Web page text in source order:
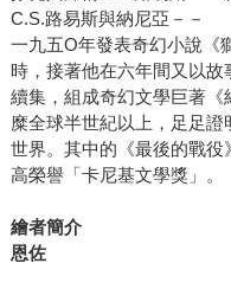
C.S.路易斯與納尼亞－－
一九五O年發表奇幻小說《
時，接著他在六年間又以
續集，組成奇幻文學巨著
糜全球半世紀以上，足足
世界。其中的《最後的戰
高榮譽「卡尼基文學獎」。
繪者簡介
恩佐